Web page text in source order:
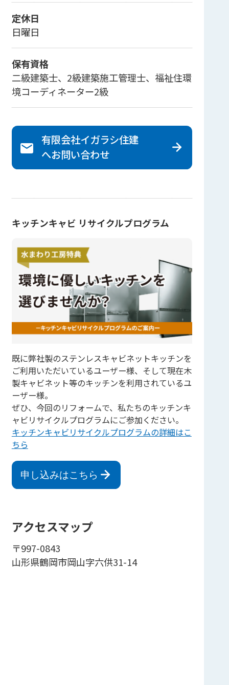
定休日
日曜日
保有資格
二級建築士、2級建築施工管理士、福祉住環
境コーディネーター2級
有限会社イガラシ住建
へお問い合わせ
キッチンキャビ リサイクルプログラム
既に弊社製のステンレスキャビネットキッチンを
ご利用いただいているユーザー様、そして現在木
製キャビネット等のキッチンを利用されているユ
ーザー様。
ぜひ、今回のリフォームで、私たちのキッチンキ
ャビリサイクルプログラムにご参加ください。
キッチンキャビリサイクルプログラムの詳細はこ
ちら
申し込みはこちら
アクセスマップ
〒997-0843
山形県鶴岡市岡山字六供31-14